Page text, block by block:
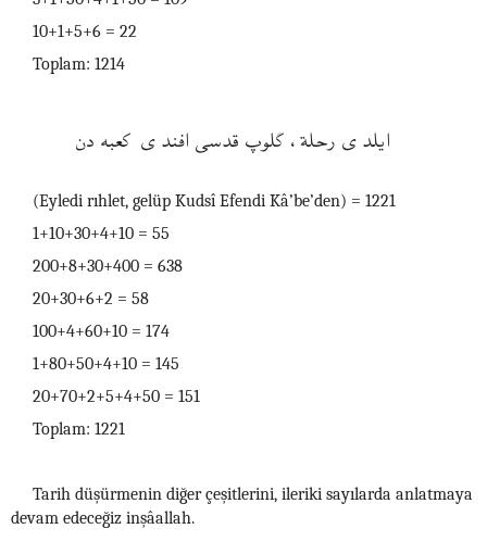
10+1+5+6 = 22
Toplam: 1214
ايلدى رحلة، گلوپ قدسى افندى كعبه دن
(Eyledi rıhlet, gelüp Kudsî Efendi Kâ’be’den) = 1221
1+10+30+4+10 = 55
200+8+30+400 = 638
20+30+6+2 = 58
100+4+60+10 = 174
1+80+50+4+10 = 145
20+70+2+5+4+50 = 151
Toplam: 1221
Tarih düşürmenin diğer çeşitlerini, ileriki sayılarda anlatmaya
devam edeceğiz inşâallah.